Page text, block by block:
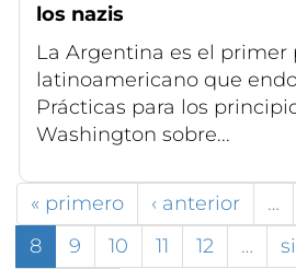
los nazis
La Argentina es el primer
latinoamericano que
Prácticas para los
Washington sobre...
« primero ‹ anterior …
8
9 10 11 12 …